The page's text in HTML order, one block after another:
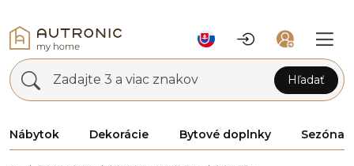
Zadajte 3 a viac znakov Hľadať
Nábytok Dekorácie Bytové doplnky Sezóna